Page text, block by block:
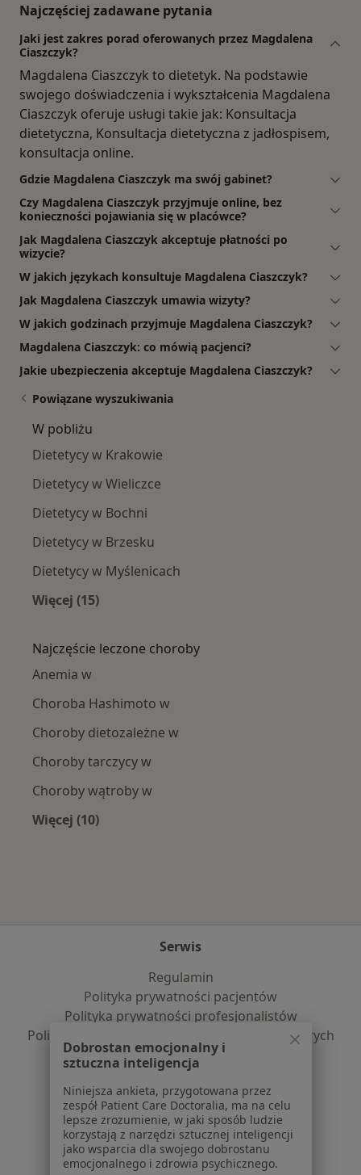
Najczęściej zadawane pytania
Jaki jest zakres porad oferowanych przez Magdalena
Ciaszczyk?
Magdalena Ciaszczyk to dietetyk. Na podstawie
swojego doświadczenia i wykształcenia Magdalena
Ciaszczyk oferuje usługi takie jak: Konsultacja
dietetyczna, Konsultacja dietetyczna z jadłospisem,
konsultacja online.
Gdzie Magdalena Ciaszczyk ma swój gabinet?
Czy Magdalena Ciaszczyk przyjmuje online, bez
konieczności pojawiania się w placówce?
Jak Magdalena Ciaszczyk akceptuje płatności po
wizycie?
W jakich językach konsultuje Magdalena Ciaszczyk?
Jak Magdalena Ciaszczyk umawia wizyty?
W jakich godzinach przyjmuje Magdalena Ciaszczyk?
Magdalena Ciaszczyk: co mówią pacjenci?
Jakie ubezpieczenia akceptuje Magdalena Ciaszczyk?
Powiązane wyszukiwania
W pobliżu
Dietetycy w Krakowie
Dietetycy w Wieliczce
Dietetycy w Bochni
Dietetycy w Brzesku
Dietetycy w Myślenicach
Więcej (15)
Najczęście leczone choroby
Anemia w
Choroba Hashimoto w
Choroby dietozależne w
Choroby tarczycy w
Choroby wątroby w
Więcej (10)
Serwis
Regulamin
Polityka prywatności pacjentów
Polityka prywatności profesjonalistów
Polityka prywatności dla profesjonalistów, których
dane pozyskaliśmy samodzielnie
Polityka cookies
Jak działają wyniki wyszukiwania
Dostępność
O nas
Praca Rekrutujemy!
Partnerzy
Dobrostan emocjonalny i
sztuczna inteligencja
Niniejsza ankieta, przygotowana przez
zespół Patient Care Doctoralia, ma na celu
lepsze zrozumienie, w jaki sposób ludzie
korzystają z narzędzi sztucznej inteligencji
jako wsparcia dla swojego dobrostanu
emocjonalnego i zdrowia psychicznego.